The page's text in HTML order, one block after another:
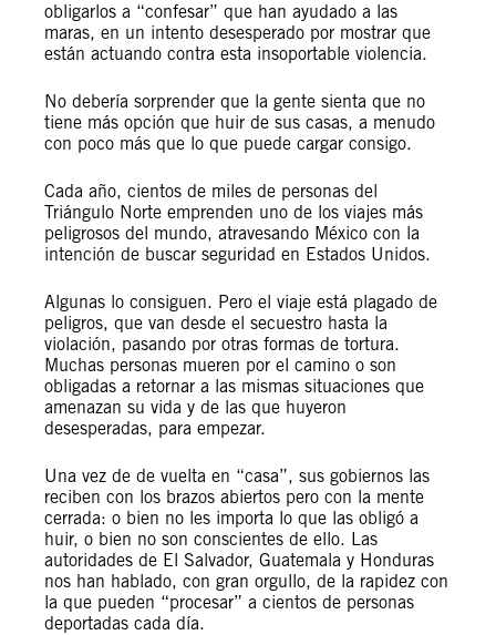
obligarlos a “confesar” que han ayudado a las
maras, en un intento desesperado por mostrar que
están actuando contra esta insoportable violencia.
No debería sorprender que la gente sienta que no
tiene más opción que huir de sus casas, a menudo
con poco más que lo que puede cargar consigo.
Cada año, cientos de miles de personas del
Triángulo Norte emprenden uno de los viajes más
peligrosos del mundo, atravesando México con la
intención de buscar seguridad en Estados Unidos.
Algunas lo consiguen. Pero el viaje está plagado de
peligros, que van desde el secuestro hasta la
violación, pasando por otras formas de tortura.
Muchas personas mueren por el camino o son
obligadas a retornar a las mismas situaciones que
amenazan su vida y de las que huyeron
desesperadas, para empezar.
Una vez de de vuelta en “casa”, sus gobiernos las
reciben con los brazos abiertos pero con la mente
cerrada: o bien no les importa lo que las obligó a
huir, o bien no son conscientes de ello. Las
autoridades de El Salvador, Guatemala y Honduras
nos han hablado, con gran orgullo, de la rapidez con
la que pueden “procesar” a cientos de personas
deportadas cada día.